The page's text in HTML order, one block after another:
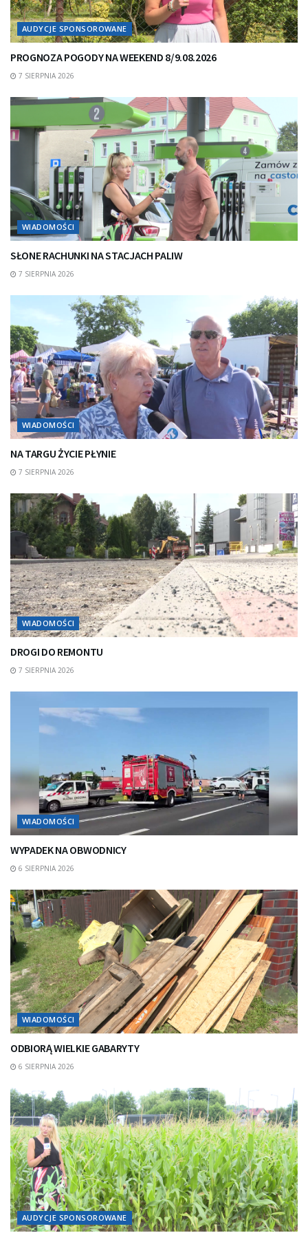
AUDYCJE SPONSOROWANE
PROGNOZA POGODY NA WEEKEND 8/9.08.2026
7 SIERPNIA 2026
WIADOMOŚCI
SŁONE RACHUNKI NA STACJACH PALIW
7 SIERPNIA 2026
WIADOMOŚCI
NA TARGU ŻYCIE PŁYNIE
7 SIERPNIA 2026
WIADOMOŚCI
DROGI DO REMONTU
7 SIERPNIA 2026
WIADOMOŚCI
WYPADEK NA OBWODNICY
6 SIERPNIA 2026
WIADOMOŚCI
ODBIORĄ WIELKIE GABARYTY
6 SIERPNIA 2026
AUDYCJE SPONSOROWANE